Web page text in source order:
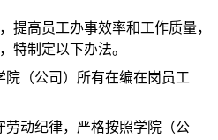
提高员工办事效率和工作质量，
特制定以下办法。
（公司）所有在编在岗员工
动纪律，严格按照学院（公